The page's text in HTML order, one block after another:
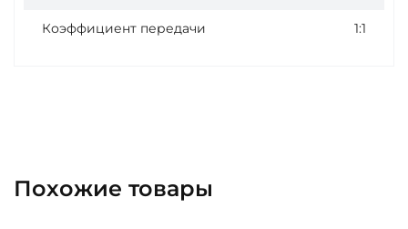
Коэффициент передачи 1:1
Похожие товары